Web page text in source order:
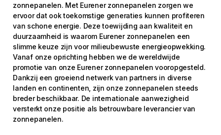
zonnepanelen. Met Eurener zonnepanelen zorgen we
ervoor dat ook toekomstige generaties kunnen profiteren
van schone energie. Deze toewijding aan kwaliteit en
duurzaamheid is waarom Eurener zonnepanelen een
slimme keuze zijn voor milieubewuste energieopwekking.
Vanaf onze oprichting hebben we de wereldwijde
promotie van onze Eurener zonnepanelen vooropgesteld.
Dankzij een groeiend netwerk van partners in diverse
landen en continenten, zijn onze zonnepanelen steeds
breder beschikbaar. De internationale aanwezigheid
versterkt onze positie als betrouwbare leverancier van
zonnepanelen.